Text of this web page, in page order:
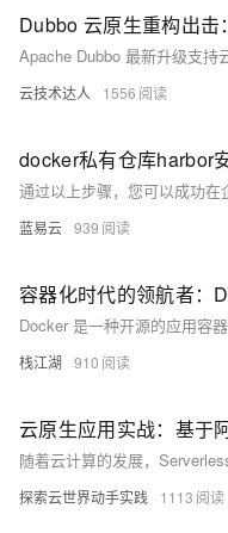
云技术达人 1556
docker私有仓库harbor
蓝易云 939
栈江湖 910
探索云世界动手实践 1113